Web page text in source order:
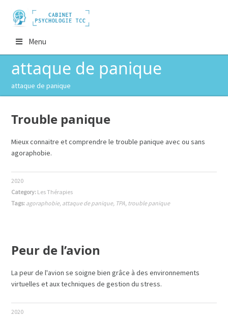
Menu
attaque de panique
attaque de panique
Trouble panique
Mieux connaitre et comprendre le trouble panique avec ou sans
agoraphobie.
2020
Category: Les Thérapies
Tags: agoraphobie, attaque de panique, TPA, trouble panique
Peur de l’avion
La peur de l'avion se soigne bien grâce à des environnements
virtuelles et aux techniques de gestion du stress.
2020